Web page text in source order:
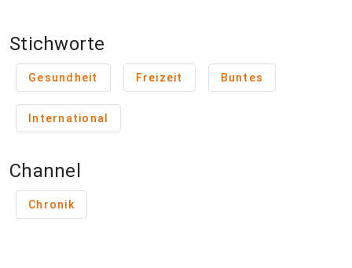
Stichworte
Gesundheit Freizeit Buntes
International
Channel
Chronik